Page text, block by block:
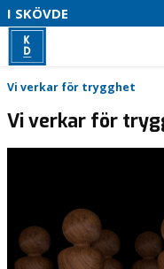
I SKÖVDE
HEM
DINA POLITIKER
MÖTESAGENDA
Vi verkar för trygghet
Vi verkar för